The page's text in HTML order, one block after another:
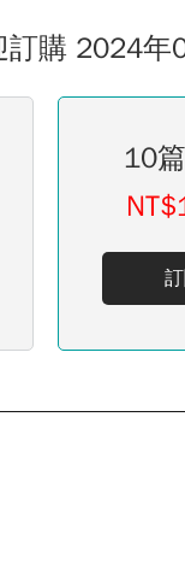
訂購 2024年
10